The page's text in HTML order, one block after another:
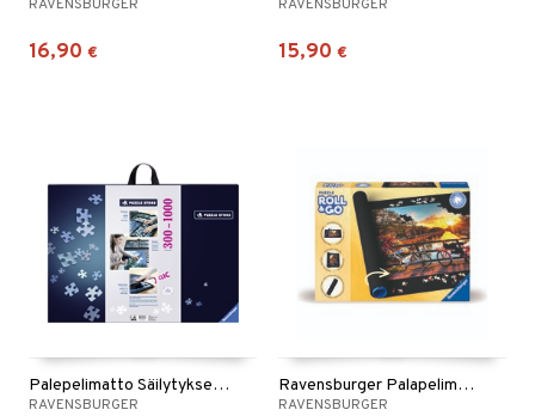
RAVENSBURGER
16,90 €
RAVENSBURGER
15,90 €
Palepelimatto Säilytyksellä 300-1000 Palaa
RAVENSBURGER
Ravensburger Palapelimatto
RAVENSBURGER